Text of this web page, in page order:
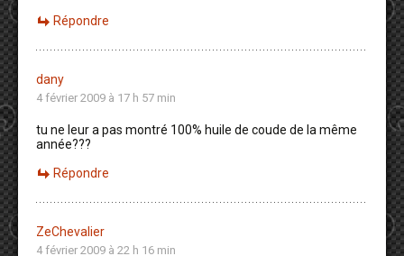
Répondre
dany
4 février 2009 à 17 h 57 min
tu ne leur a pas montré 100% huile de coude de la même
année???
Répondre
ZeChevalier
4 février 2009 à 22 h 16 min